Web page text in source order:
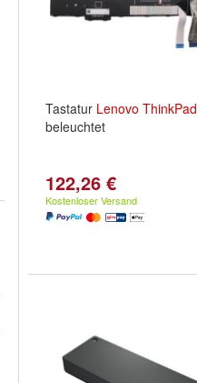
Tastatur Lenovo ThinkPad
beleuchtet
122,26 €
Kostenloser Versand